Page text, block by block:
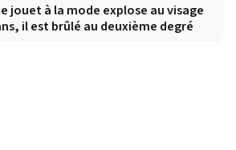
jouet à la mode explose au visage
il est brûlé au deuxième degré